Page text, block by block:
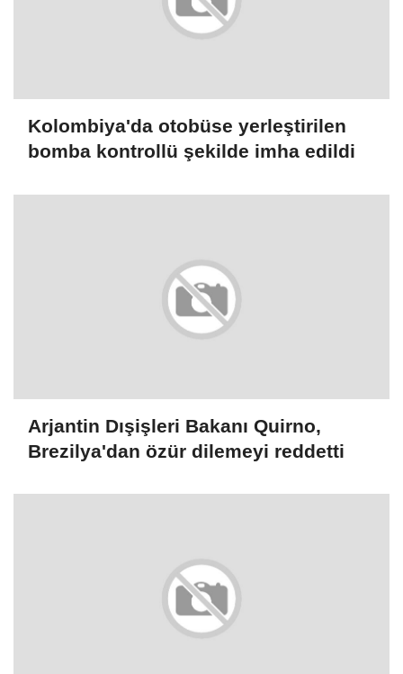
Kolombiya'da otobüse yerleştirilen
bomba kontrollü şekilde imha edildi
Arjantin Dışişleri Bakanı Quirno,
Brezilya'dan özür dilemeyi reddetti